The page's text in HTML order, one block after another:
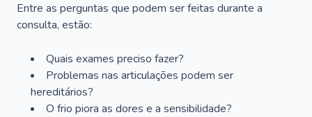
Entre as perguntas que podem ser feitas durante a
consulta, estão:
Quais exames preciso fazer?
Problemas nas articulações podem ser
hereditários?
O frio piora as dores e a sensibilidade?